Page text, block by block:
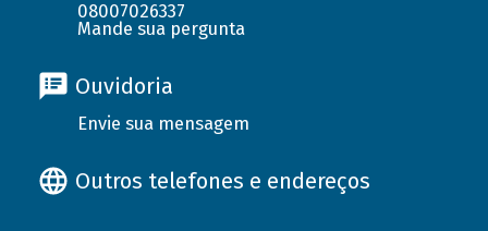
08007026337
Mande sua pergunta
Ouvidoria
Envie sua mensagem
Outros telefones e endereços